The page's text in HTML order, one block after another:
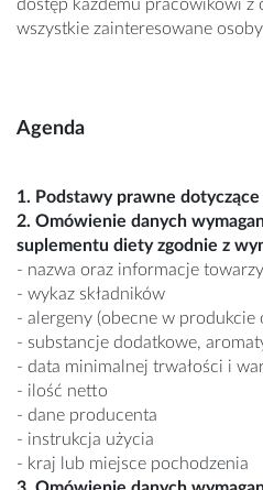
dostęp każdemu pracowikowi z
wszystkie zainteresowane
Agenda
1. Podstawy prawne
2. Omówienie danych
suplementu diety zgodnie z
- nazwa oraz informacje
- wykaz składników
- alergeny (obecne w produkcie
- substancje dodatkowe,
- data minimalnej trwałości i
- ilość netto
- dane producenta
- instrukcja użycia
- kraj lub miejsce pochodzenia